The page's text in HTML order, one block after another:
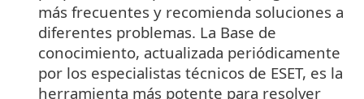
más frecuentes y recomienda soluciones a
diferentes problemas. La Base de
conocimiento, actualizada periódicamente
por los especialistas técnicos de ESET, es la
herramienta más potente para resolver